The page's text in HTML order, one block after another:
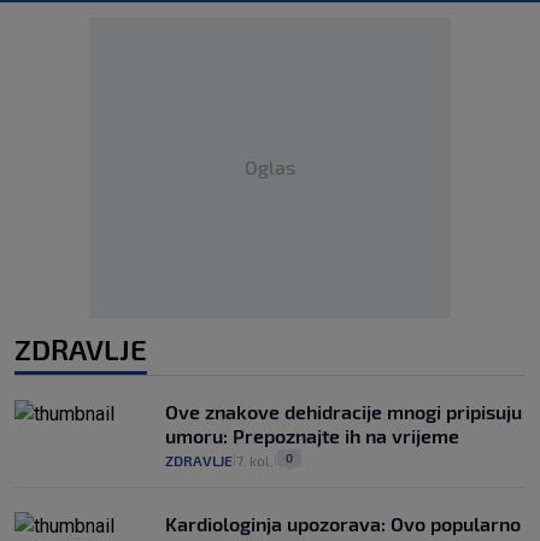
Oglas
ZDRAVLJE
Ove znakove dehidracije mnogi pripisuju
umoru: Prepoznajte ih na vrijeme
ZDRAVLJE 7. kol. 0
Kardiologinja upozorava: Ovo popularno